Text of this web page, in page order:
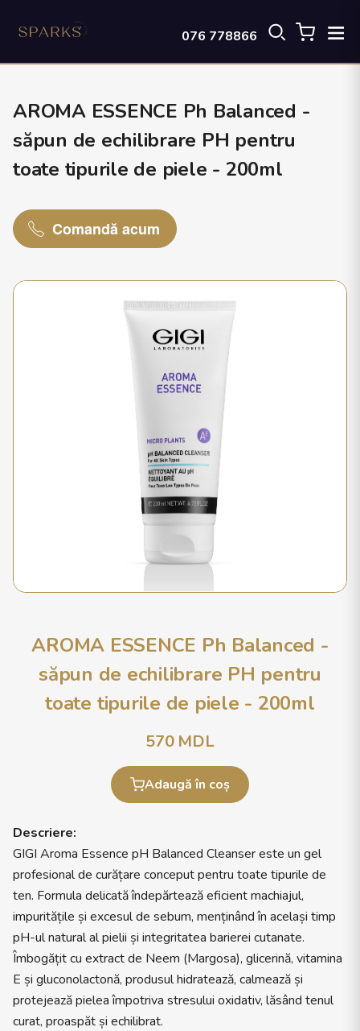
076 778866
AROMA ESSENCE Ph Balanced -
săpun de echilibrare PH pentru
toate tipurile de piele - 200ml
Comandă acum
AROMA ESSENCE Ph Balanced -
săpun de echilibrare PH pentru
toate tipurile de piele - 200ml
570MDL
Adaugă în coș
Descriere:
GIGI Aroma Essence pH Balanced Cleanser este un gel
profesional de curățare conceput pentru toate tipurile de
ten. Formula delicată îndepărtează eficient machiajul,
impuritățile și excesul de sebum, menținând în același timp
pH-ul natural al pielii și integritatea barierei cutanate.
Îmbogățit cu extract de Neem (Margosa), glicerină, vitamina
E și gluconolactonă, produsul hidratează, calmează și
protejează pielea împotriva stresului oxidativ, lăsând tenul
curat, proaspăt și echilibrat.